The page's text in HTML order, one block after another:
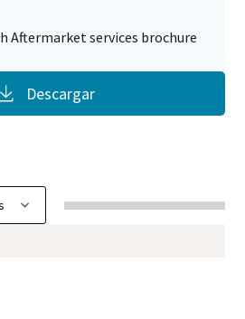
Aftermarket services brochure
Descargar